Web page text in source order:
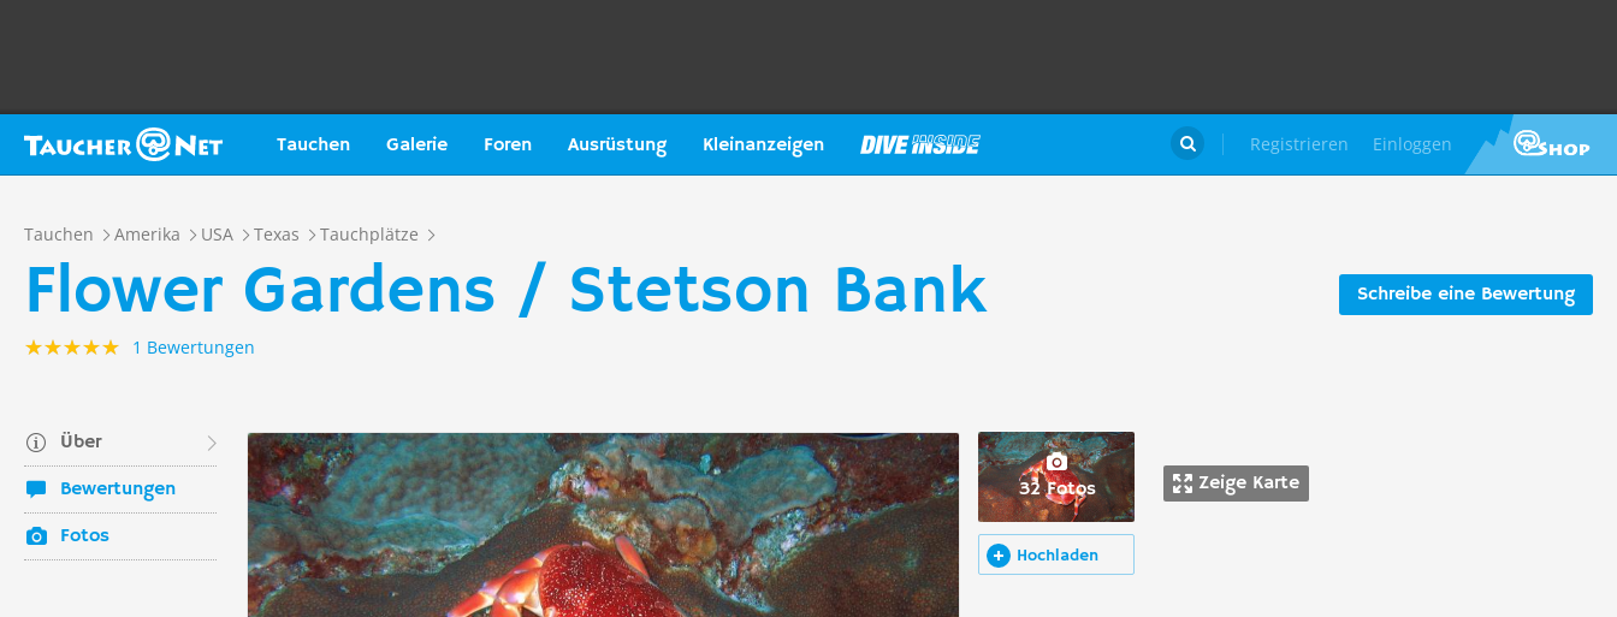
Tauchen Galerie Foren Ausrüstung Kleinanzeigen Registrieren Einloggen

Tauchen Amerika USA Texas Tauchplätze
Schreibe eine Bewertung
Flower Gardens / Stetson Bank
1 Bewertungen
Über
Bewertungen
Fotos
Zeige Karte
32 Fotos
Hochladen